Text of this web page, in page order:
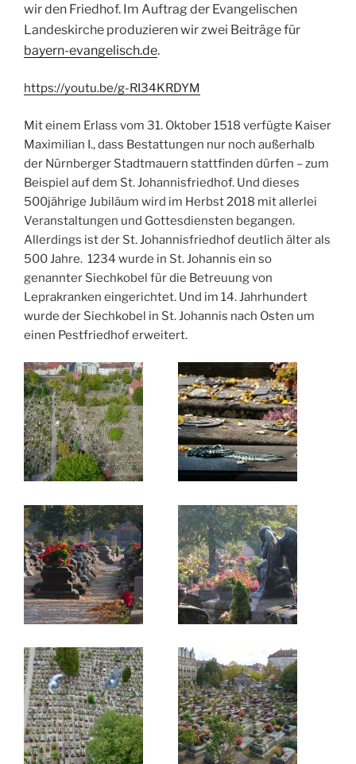
wir den Friedhof. Im Auftrag der Evangelischen
Landeskirche produzieren wir zwei Beiträge für
bayern-evangelisch.de.
https://youtu.be/g-RI34KRDYM
Mit einem Erlass vom 31. Oktober 1518 verfügte Kaiser
Maximilian I., dass Bestattungen nur noch außerhalb
der Nürnberger Stadtmauern stattfinden dürfen – zum
Beispiel auf dem St. Johannisfriedhof. Und dieses
500jährige Jubiläum wird im Herbst 2018 mit allerlei
Veranstaltungen und Gottesdiensten begangen.
Allerdings ist der St. Johannisfriedhof deutlich älter als
500 Jahre. 1234 wurde in St. Johannis ein so
genannter Siechkobel für die Betreuung von
Leprakranken eingerichtet. Und im 14. Jahrhundert
wurde der Siechkobel in St. Johannis nach Osten um
einen Pestfriedhof erweitert.